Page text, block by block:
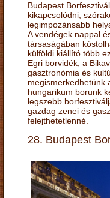
Budapest
kikapcsolódni,
legimpozánsabb
A vendégek nappal
társaságában
külföldi kiállító több
Egri borvidék, a
gasztronómia és
megismerkedhetünk
hungarikum borunk
legszebb
gazdag zenei és
felejthetetlenné.
28. Budapest